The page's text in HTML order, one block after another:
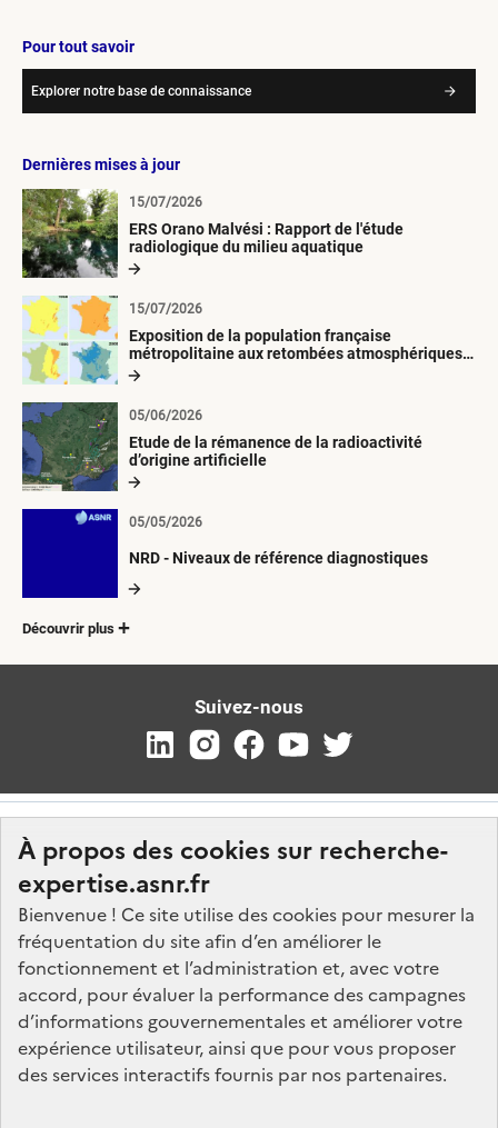
À propos des cookies sur recherche-
expertise.asnr.fr
Bienvenue ! Ce site utilise des cookies pour mesurer la
fréquentation du site afin d’en améliorer le
fonctionnement et l’administration et, avec votre
accord, pour évaluer la performance des campagnes
d’informations gouvernementales et améliorer votre
expérience utilisateur, ainsi que pour vous proposer
des services interactifs fournis par nos partenaires.
Pour tout savoir
Explorer notre base de connaissance
Dernières mises à jour
ERS Orano Malvési : Rapport de l'étude
radiologique du milieu aquatique
15/07/2026
Exposition de la population française
métropolitaine aux retombées atmosphériques
radioactives depuis 1945
15/07/2026
Etude de la rémanence de la radioactivité
d’origine artificielle
05/06/2026
NRD - Niveaux de référence diagnostiques
05/05/2026
Découvrir plus
Suivez-nous
Nos marchés
Nos offres d'emploi
FAQ
Glossaire